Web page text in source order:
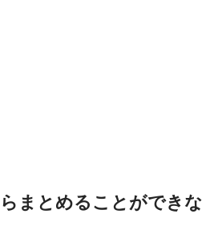
まとめることができな